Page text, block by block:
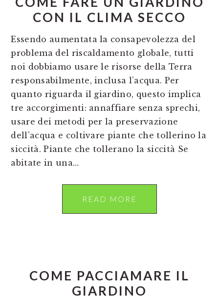
CON IL CLIMA SECCO
Essendo aumentata la consapevolezza del
problema del riscaldamento globale, tutti
noi dobbiamo usare le risorse della Terra
responsabilmente, inclusa l’acqua. Per
quanto riguarda il giardino, questo implica
tre accorgimenti: annaffiare senza sprechi,
usare dei metodi per la preservazione
dell’acqua e coltivare piante che tollerino la
siccità. Piante che tollerano la siccità Se
abitate in una…
READ MORE
COME PACCIAMARE IL
GIARDINO